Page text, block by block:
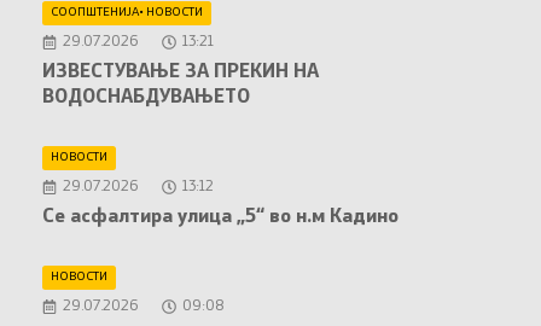
СООПШТЕНИЈА• НОВОСТИ
29.07.2026 13:21
ИЗВЕСТУВАЊЕ ЗА ПРЕКИН НА
ВОДОСНАБДУВАЊЕТО
НОВОСТИ
29.07.2026 13:12
Се асфалтира улица „5“ во н.м Кадино
НОВОСТИ
29.07.2026 09:08